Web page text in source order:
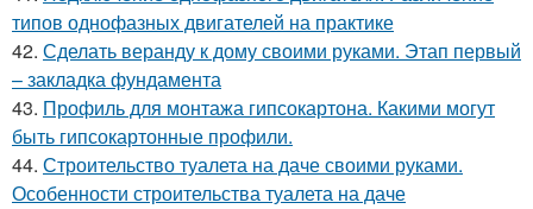
типов однофазных двигателей на практике
42. Сделать веранду к дому своими руками. Этап первый
– закладка фундамента
43. Профиль для монтажа гипсокартона. Какими могут
быть гипсокартонные профили.
44. Строительство туалета на даче своими руками.
Особенности строительства туалета на даче